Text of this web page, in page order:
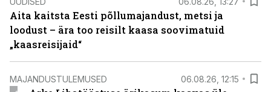
Aita kaitsta Eesti põllumajandust, metsi ja
loodust – ära too reisilt kaasa soovimatuid
„kaasreisijaid“
MAJANDUSTULEMUSED 06.08.26, 12:15